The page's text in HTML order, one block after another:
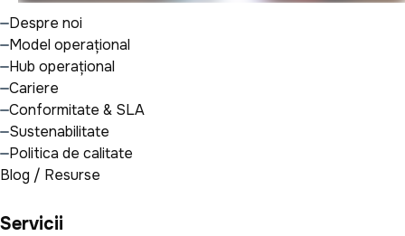
Despre noi
Model operațional
Hub operațional
Cariere
Conformitate & SLA
Sustenabilitate
Politica de calitate
Blog / Resurse
Servicii